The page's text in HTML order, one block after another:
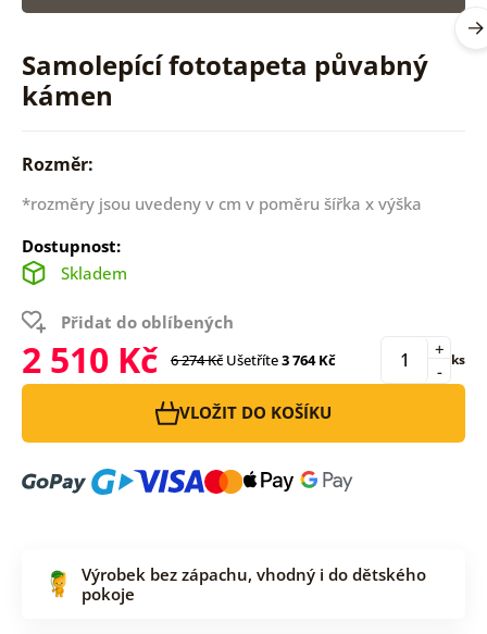
Samolepící fototapeta půvabný
kámen
Rozměr:
*rozměry jsou uvedeny v cm v poměru šířka x výška
Dostupnost:
Skladem
Přidat do oblíbených
2 510 Kč 6 274 Kč Ušetříte3 764 Kč -
+ ks
VLOŽIT DO KOŠÍKU
Výrobek bez zápachu, vhodný i do dětského
pokoje